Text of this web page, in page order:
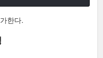
한다.